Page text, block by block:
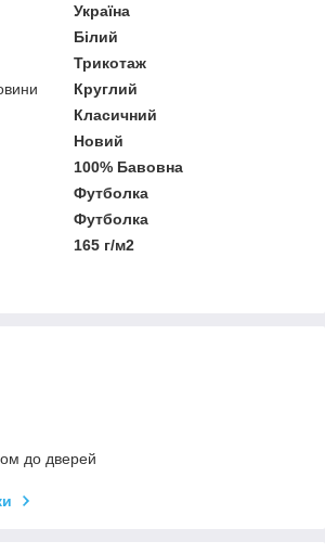
Україна
Білий
Трикотаж
Круглий
Класичний
Новий
100% Бавовна
Футболка
Футболка
165 г/м2
до дверей